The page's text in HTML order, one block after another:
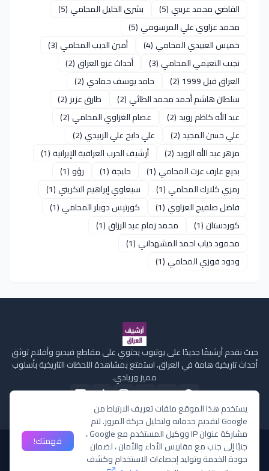
القاضي محمد عريبي (5) بشرى الخليل المحامي (5)
محمد عزاوي علي المرسومي (5)
خميس العبيدي المحامي (4) أمين الديب المحامي (3)
نجيب النعيمي المحامي (3) أحداث غزو العراق(2)
العراق قبل 1999
(2) حامد يوسف حمادي(2)
سلطان هاشم أحمد محمد الطائي (2) طارق عزيز (2)
عبد الله كاظم رويد(2) عصام الغزاوي المحامي (2)
علي حسن المجيد(2) علي دايح علي الزبيدي(2)
مزهر عبد الله الرويد(2) أرشيف الحرب العراقية الإيرانية(1)
بديع عارف عزت المحامي (1) حلبجة(1) رؤو(1)
رمزي كلارك المحامي (1) سبعاوي إبراهيم التكريتي (1)
فاضل صلفيج العزاوي(1) كورتيس دوبلر المحامي (1)
كوردستان(1) محمد زمام عبد الرزاق(1)
محمود ذياب احمد المشهداني (1)
ودود فوزي المحامي (1)
حيث نقدم أرشيفًا جديدًا على يوتيوب يحتوي على مقاطع فيديو وأفلام توثق
أحداث تاريخية هامة في العراق، استمتع بمشاهدة اللحظات التاريخية بأسلوب
مميز وريادي.
الصفحة الرئيسيةمن نحنسياسة الخصوصيةإتصل بنا ملفات تعريف الارتباط
يستخدم هذا الموقع ملفات تعريف الارتباط من
Google لتقديم خدماته ولتحليل حركة المرور. تتم
مشاركة عنوان IP ووكيل المستخدم مع Google ،
جنبًا إلى جنب مع مقاييس الأداء والأمان ، لضمان
جودة الخدمة وتوليد إحصاءات الاستخدام وكشف
فهمتك!